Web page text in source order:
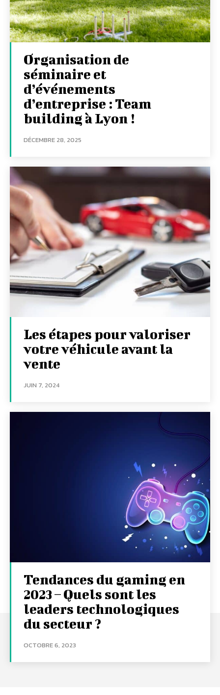
Organisation de
séminaire et
d’événements
d’entreprise : Team
building à Lyon !
DÉCEMBRE 28, 2025
Les étapes pour valoriser
votre véhicule avant la
vente
JUIN 7, 2024
Tendances du gaming en
2023 – Quels sont les
leaders technologiques
du secteur ?
OCTOBRE 6, 2023